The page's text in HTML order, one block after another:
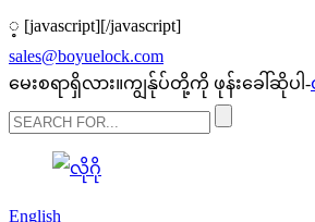
့ [javascript][/javascript]
sales@boyuelock.com
မေးစရာရှိလား။ကျွန်ုပ်တို့ကို ဖုန်းခေါ်ဆိုပါ-
English